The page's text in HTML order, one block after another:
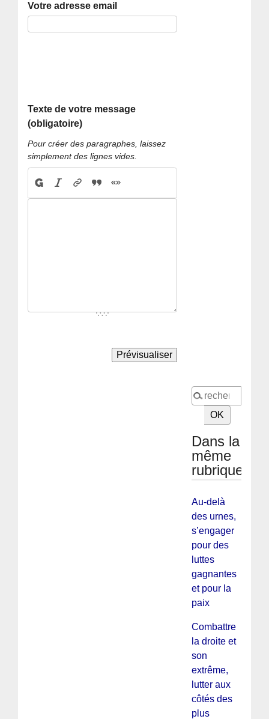
Votre adresse email
Texte de votre message
(obligatoire)
Pour créer des paragraphes, laissez
simplement des lignes vides.
Dans la
même
rubrique
Au-delà
des urnes,
s’engager
pour des
luttes
gagnantes
et pour la
paix
Combattre
la droite et
son
extrême,
lutter aux
côtés des
plus